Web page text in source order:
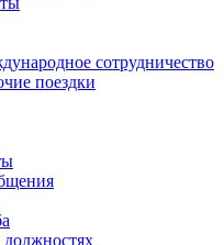
сотрудничество
поездки